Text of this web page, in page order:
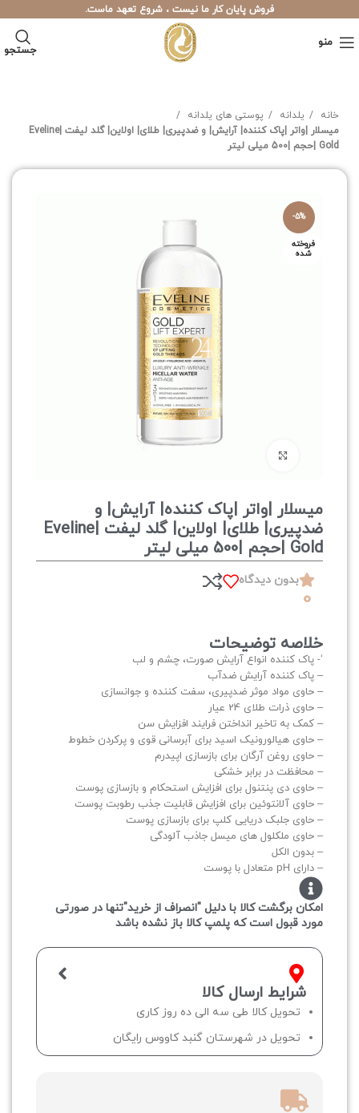
فروش پایان کار ما نیست ، شروع تعهد ماست.
منو
جستجو
خانه یلدانه
پوستی های یلدانه
میسلار |واتر |پاک کننده| آرایش| و ضدپیری| طلای| اولاین| گلد لیفت |Eveline
Gold |حجم |500 میلی لیتر
-5%
فروخته
شده
میسلار |واتر |پاک کننده| آرایش| و
ضدپیری| طلای| اولاین| گلد لیفت |Eveline
Gold |حجم |500 میلی لیتر
0
بدون دیدگاه
خلاصه توضیحات
‘- پاک کننده انواع آرایش صورت، چشم و لب
– پاک کننده آرایش ضدآب
– حاوی مواد موثر ضدپیری، سفت کننده و جوانسازی
– حاوی ذرات طلای 24 عیار
– کمک به تاخیر انداختن فرایند افزایش سن
– حاوی هیالورونیک اسید برای آبرسانی قوی و پرکردن خطوط
– حاوی روغن آرگان برای بازسازی اپیدرم
– محافظت در برابر خشکی
– حاوی دی پنتنول برای افزایش استحکام و بازسازی پوست
– حاوی آلانتوئین برای افزایش قابلیت جذب رطوبت پوست
– حاوی جلبک دریایی کلپ برای بازسازی پوست
– حاوی ملکلول های میسل جاذب آلودگی
– بدون الکل
– دارای pH متعادل با پوست
امکان برگشت کالا با دلیل "انصراف از خرید"تنها در صورتی
مورد قبول است که پلمپ کالا باز نشده باشد
شرایط ارسال کالا
تحویل کالا طی سه الی ده روز کاری
تحویل در شهرستان گنبد کاووس رایگان